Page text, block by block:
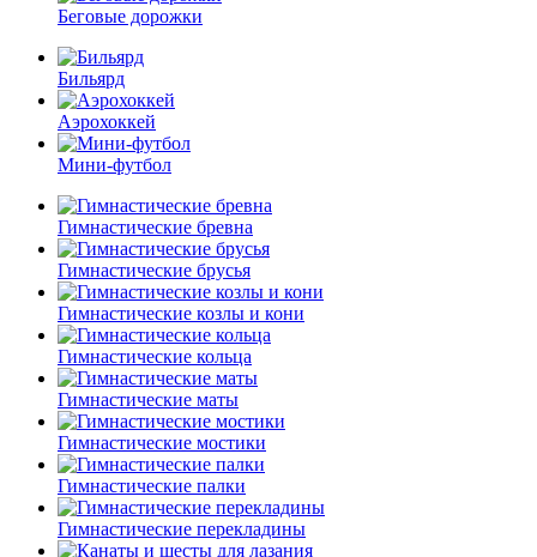
Беговые дорожки
Бильярд
Аэрохоккей
Мини-футбол
Гимнастические бревна
Гимнастические брусья
Гимнастические козлы и кони
Гимнастические кольца
Гимнастические маты
Гимнастические мостики
Гимнастические палки
Гимнастические перекладины